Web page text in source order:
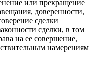
или прекращение
доверенности,
сделки
сделки, в том
на ее совершение,
намерениям